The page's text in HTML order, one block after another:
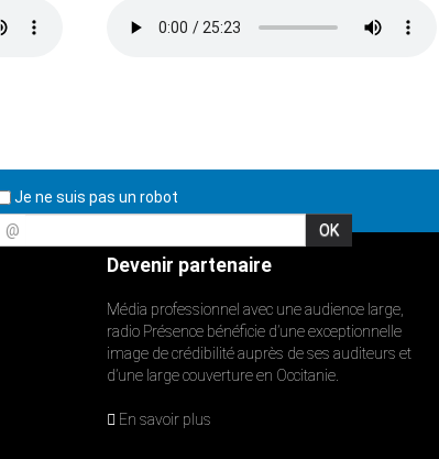
Je ne suis pas un robot
@
Devenir partenaire
Média professionnel avec une audience large,
radio Présence bénéficie d’une exceptionnelle
image de crédibilité auprès de ses auditeurs et
d’une large couverture en Occitanie.
En savoir plus